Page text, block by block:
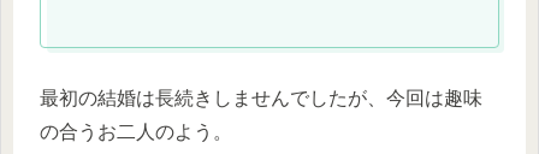
最初の結婚は長続きしませんでしたが、今回は趣味
の合うお二人のよう。